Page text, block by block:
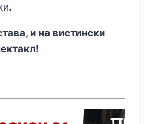
и на вистински